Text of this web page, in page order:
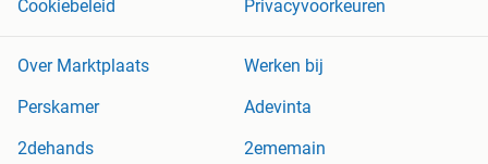
Cookiebeleid
Privacyvoorkeuren
Over Marktplaats
Werken bij
Perskamer
Adevinta
2dehands
2ememain